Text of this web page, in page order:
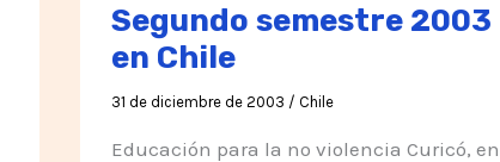
Segundo semestre 2003
en Chile
31 de diciembre de 2003 / Chile
Educación para la no violencia Curicó, en